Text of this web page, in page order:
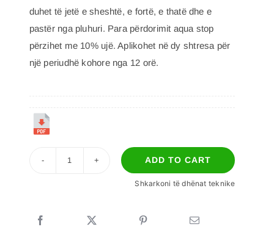
duhet të jetë e sheshtë, e fortë, e thatë dhe e
pastër nga pluhuri. Para përdorimit aqua stop
përzihet me 10% ujë. Aplikohet në dy shtresa për
një periudhë kohore nga 12 orë.
ADD TO CART
Shkarkoni të dhënat teknike